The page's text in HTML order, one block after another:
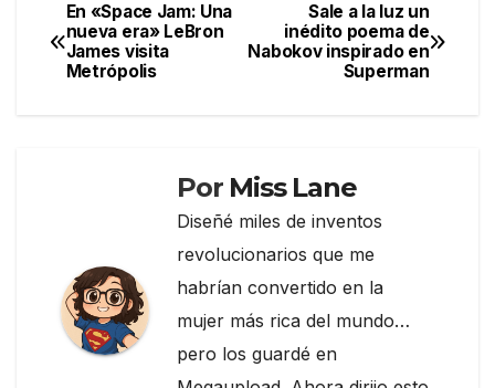
e
b
o
er gr
a
p
ar
Navegación
de
Sale a la luz un
inédito poema de
Nabokov inspirado en
Superman
En «Space Jam: Una
nueva era» LeBron
James visita
Metrópolis
Por Miss Lane
Diseñé miles de inventos
revolucionarios que me
habrían convertido en la
mujer más rica del mundo…
pero los guardé en